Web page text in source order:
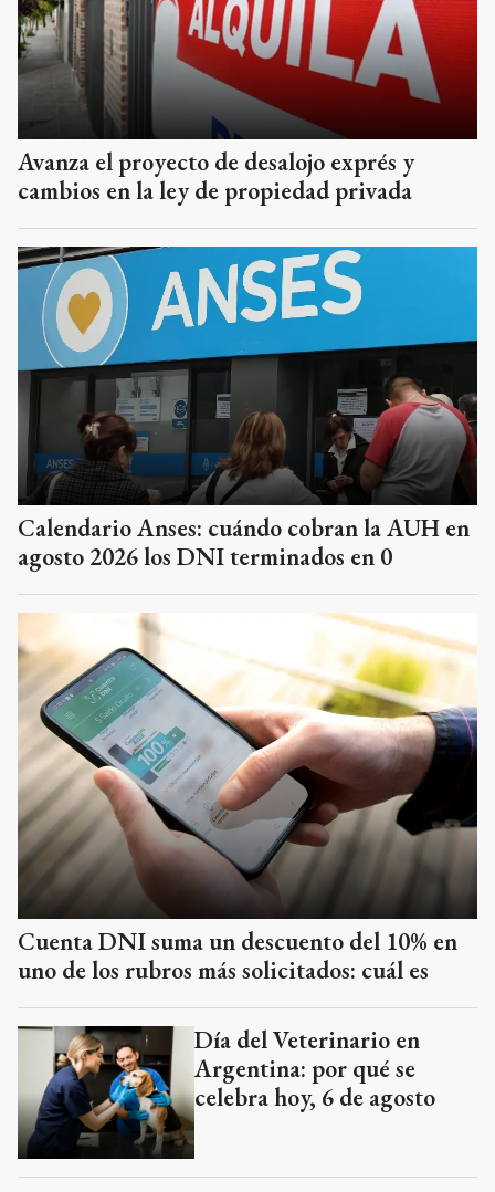
Avanza el proyecto de desalojo exprés y
cambios en la ley de propiedad privada
Calendario Anses: cuándo cobran la AUH en
agosto 2026 los DNI terminados en 0
Cuenta DNI suma un descuento del 10% en
uno de los rubros más solicitados: cuál es
Día del Veterinario en
Argentina: por qué se
celebra hoy, 6 de agosto